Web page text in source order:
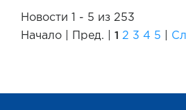
Новости 1 - 5 из 253
Начало | Пред. | 1 2 3 4 5